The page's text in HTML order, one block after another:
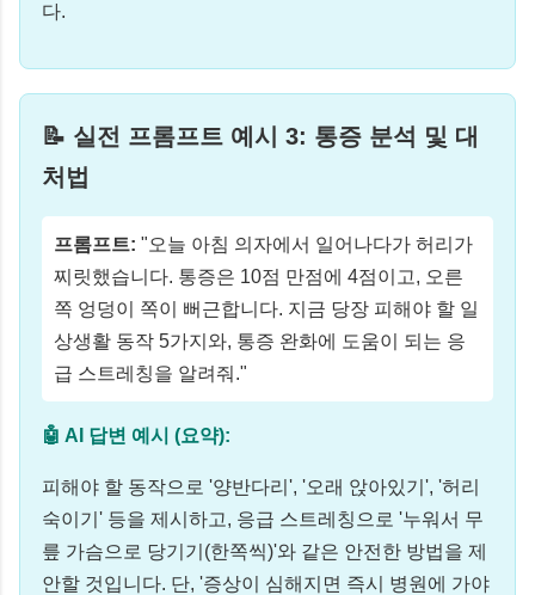
다.
📝 실전 프롬프트 예시 3: 통증 분석 및 대
처법
프롬프트: "오늘 아침 의자에서 일어나다가 허리가
찌릿했습니다. 통증은 10점 만점에 4점이고, 오른
쪽 엉덩이 쪽이 뻐근합니다. 지금 당장 피해야 할 일
상생활 동작 5가지와, 통증 완화에 도움이 되는 응
급 스트레칭을 알려줘."
🤖 AI 답변 예시 (요약):
피해야 할 동작으로 '양반다리', '오래 앉아있기', '허리
숙이기' 등을 제시하고, 응급 스트레칭으로 '누워서 무
릎 가슴으로 당기기(한쪽씩)'와 같은 안전한 방법을 제
안할 것입니다. 단, '증상이 심해지면 즉시 병원에 가야